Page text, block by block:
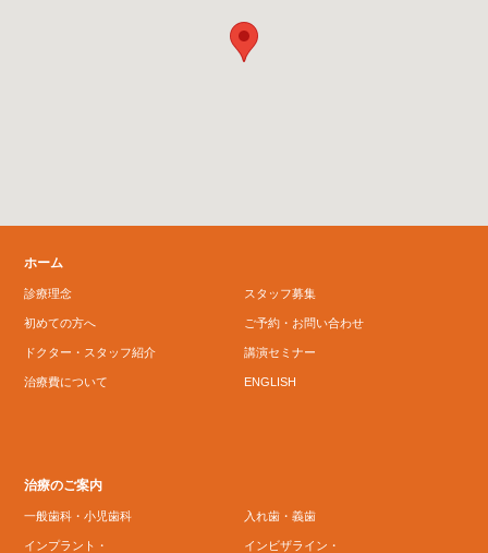
ホーム
診療理念
初めての方へ
ドクター・スタッフ紹介
治療費について
スタッフ募集
ご予約・お問い合わせ
講演セミナー
ENGLISH
治療のご案内
一般歯科・小児歯科
インプラント・
入れ歯・義歯
インビザライン・